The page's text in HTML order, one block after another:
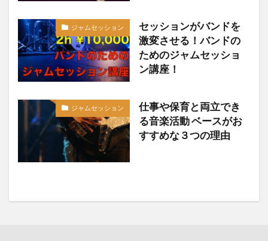
ジャムセッション
セッションがバンドを
激変させる！バンドの
ためのジャムセッショ
ン講座！
ジャムセッション
仕事や保育と両立でき
る音楽活動 ベースがお
すすめな３つの理由